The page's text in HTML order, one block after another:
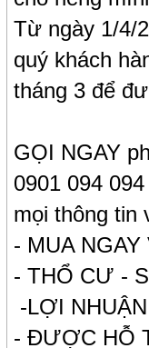
Từ ngày 1/4/
quý khách
tháng 3 để
GỌI NGAY
0901 094
mọi thông tin
- MUA
- THỔ CƯ -
-LỢI
- ĐƯỢC HỖ